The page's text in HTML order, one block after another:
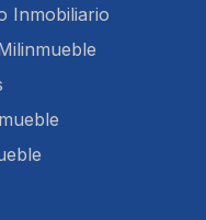
Inmobiliario